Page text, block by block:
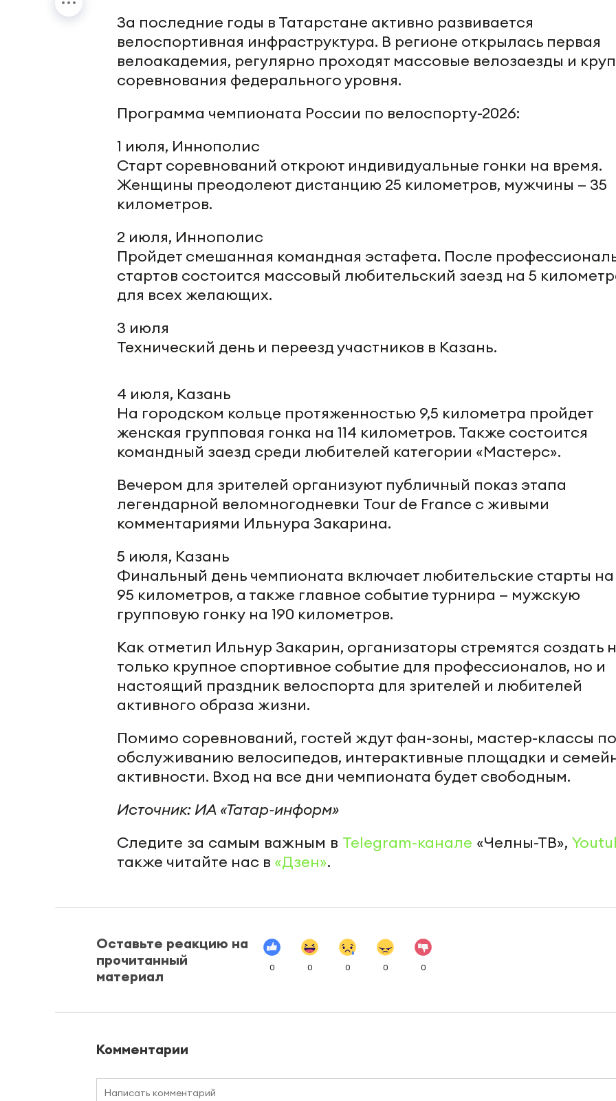
За последние годы в Татарстане активно развивается
велоспортивная инфраструктура. В регионе открылась первая
велоакадемия, регулярно проходят массовые велозаезды и
соревнования федерального уровня.
Программа чемпионата России по велоспорту-2026:
1 июля, Иннополис
Старт соревнований откроют индивидуальные гонки на время.
Женщины преодолеют дистанцию 25 километров, мужчины — 35
километров.
2 июля, Иннополис
Пройдет смешанная командная эстафета. После
стартов состоится массовый любительский заезд на 5
для всех желающих.
3 июля
Технический день и переезд участников в Казань.
4 июля, Казань
На городском кольце протяженностью 9,5 километра пройдет
женская групповая гонка на 114 километров. Также состоится
командный заезд среди любителей категории «Мастерс».
Вечером для зрителей организуют публичный показ этапа
легендарной веломногодневки Tour de France с живыми
комментариями Ильнура Закарина.
5 июля, Казань
Финальный день чемпионата включает любительские старты на
95 километров, а также главное событие турнира — мужскую
групповую гонку на 190 километров.
Как отметил Ильнур Закарин, организаторы стремятся создать
только крупное спортивное событие для профессионалов, но и
настоящий праздник велоспорта для зрителей и любителей
активного образа жизни.
Помимо соревнований, гостей ждут фан-зоны, мастер-классы по
обслуживанию велосипедов, интерактивные площадки и
активности. Вход на все дни чемпионата будет свободным.
Источник: ИА «Татар-информ»
Следите за самым важным в Telegram-канале «Челны-ТВ»,
также читайте нас в «Дзен».
Оставьте реакцию на
прочитанный
материал
0 0 0 0 0
Комментарии